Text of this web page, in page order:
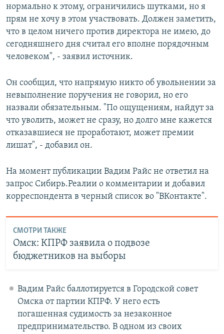
нормально к этому, ограничились шутками, но я
прям не хочу в этом участвовать. Должен заметить,
что в целом ничего против директора не имею, до
сегодняшнего дня считал его вполне порядочным
человеком", - заявил источник.
Он сообщил, что напрямую никто об увольнении за
невыполнение поручения не говорил, но его
назвали обязательным. "По ощущениям, найдут за
что уволить, может не сразу, но долго мне кажется
отказавшиеся не проработают, может премии
лишат", - добавил он.
На момент публикации Вадим Райс не ответил на
запрос Сибирь.Реалии о комментарии и добавил
корреспондента в черный список во "ВКонтакте".
СМОТРИ ТАКЖЕ
Омск: КПРФ заявила о подвозе
бюджетников на выборы
Вадим Райс баллотируется в Городской совет
Омска от партии КПРФ. У него есть
погашенная судимость за незаконное
предпринимательство. В одном из своих